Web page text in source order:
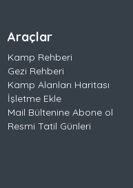
Araçlar
Kamp Rehberi
Gezi Rehberi
Kamp Alanları Haritası
İşletme Ekle
Mail Bültenine Abone ol
Resmi Tatil Günleri